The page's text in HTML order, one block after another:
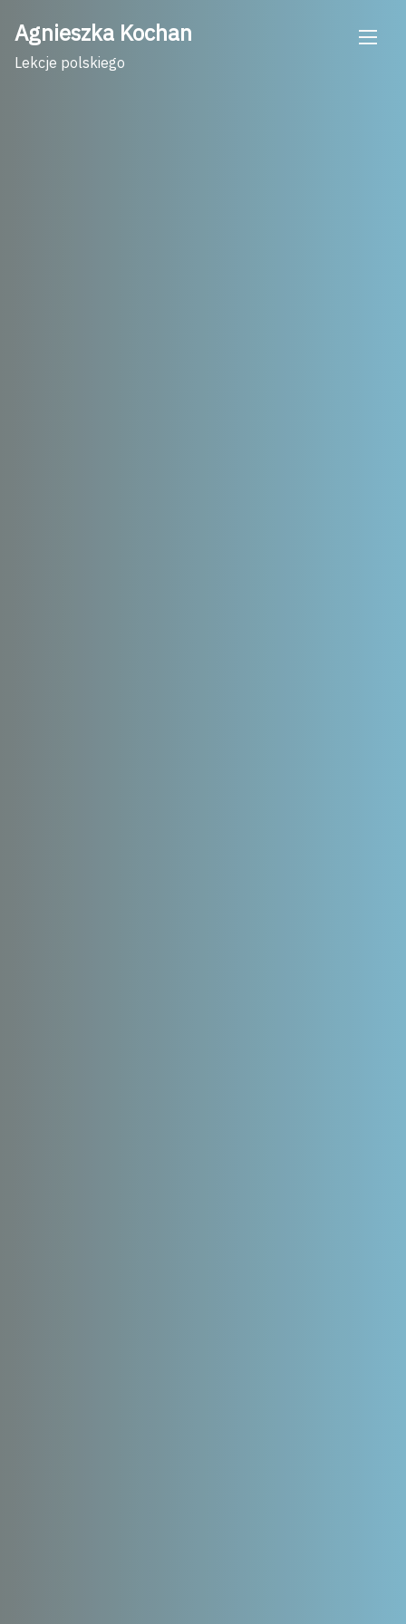
content
Agnieszka Kochan
Lekcje polskiego